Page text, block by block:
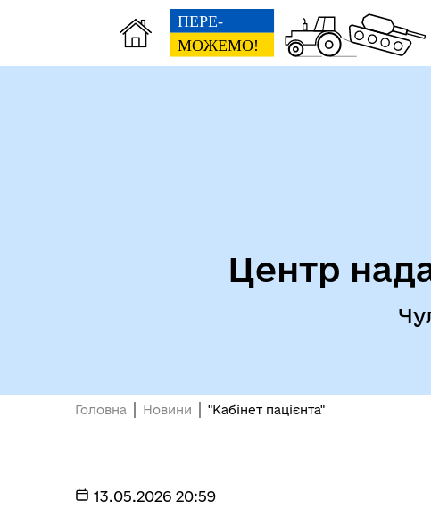
Центр
Головна Новини "Кабінет пацієнта"
13.05.2026 20:59